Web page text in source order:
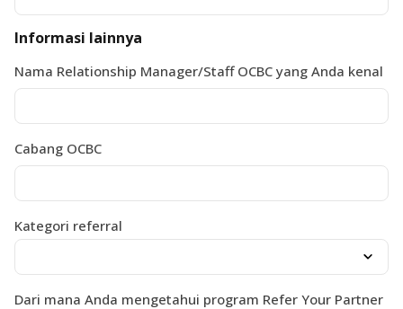
Informasi lainnya
Nama Relationship Manager/Staff OCBC yang Anda kenal
Cabang OCBC
Kategori referral
Dari mana Anda mengetahui program Refer Your Partner